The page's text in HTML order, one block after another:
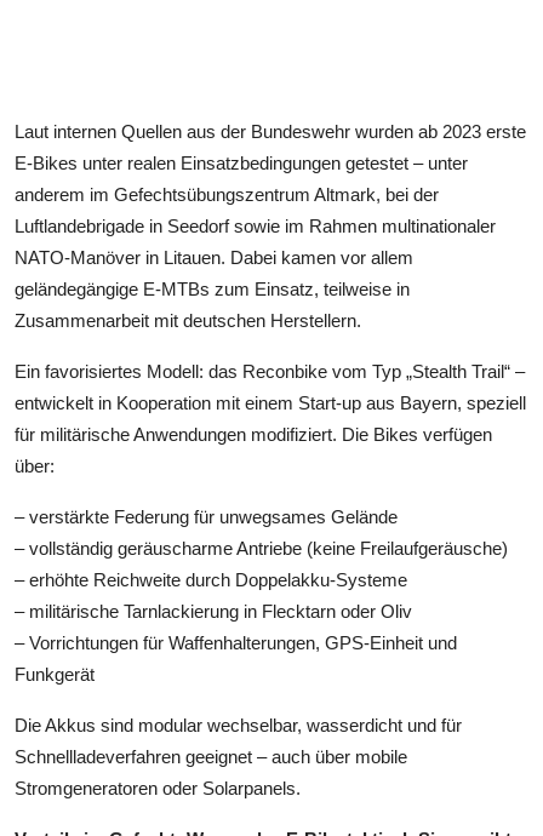
Laut internen Quellen aus der Bundeswehr wurden ab 2023 erste
E-Bikes unter realen Einsatzbedingungen getestet – unter
anderem im Gefechtsübungszentrum Altmark, bei der
Luftlandebrigade in Seedorf sowie im Rahmen multinationaler
NATO-Manöver in Litauen. Dabei kamen vor allem
geländegängige E-MTBs zum Einsatz, teilweise in
Zusammenarbeit mit deutschen Herstellern.
Ein favorisiertes Modell: das Reconbike vom Typ „Stealth Trail“ –
entwickelt in Kooperation mit einem Start-up aus Bayern, speziell
für militärische Anwendungen modifiziert. Die Bikes verfügen
über:
– verstärkte Federung für unwegsames Gelände
– vollständig geräuscharme Antriebe (keine Freilaufgeräusche)
– erhöhte Reichweite durch Doppelakku-Systeme
– militärische Tarnlackierung in Flecktarn oder Oliv
– Vorrichtungen für Waffenhalterungen, GPS-Einheit und
Funkgerät
Die Akkus sind modular wechselbar, wasserdicht und für
Schnellladeverfahren geeignet – auch über mobile
Stromgeneratoren oder Solarpanels.